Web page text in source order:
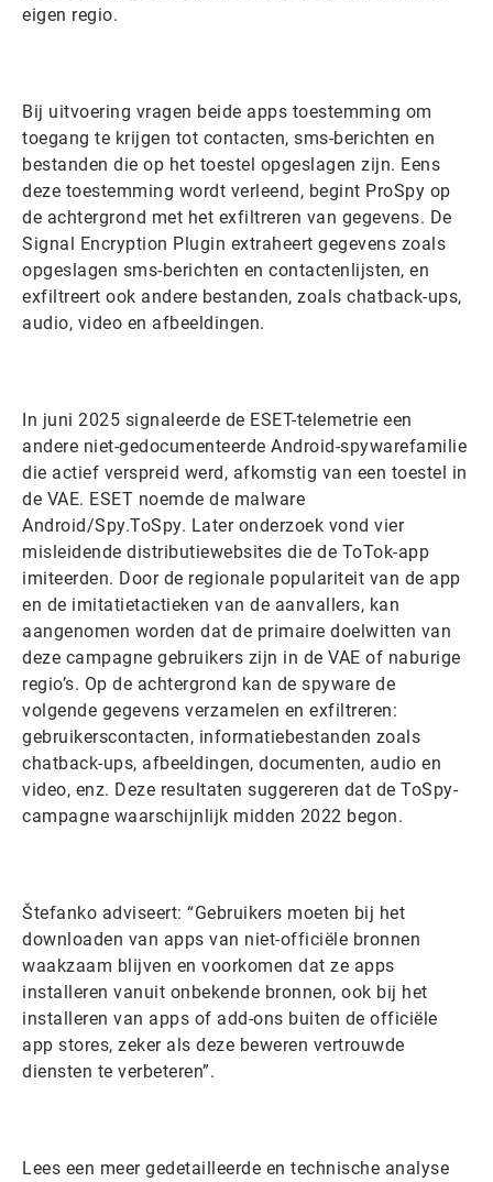
eigen regio.
Bij uitvoering vragen beide apps toestemming om
toegang te krijgen tot contacten, sms-berichten en
bestanden die op het toestel opgeslagen zijn. Eens
deze toestemming wordt verleend, begint ProSpy op
de achtergrond met het exfiltreren van gegevens. De
Signal Encryption Plugin extraheert gegevens zoals
opgeslagen sms-berichten en contactenlijsten, en
exfiltreert ook andere bestanden, zoals chatback-ups,
audio, video en afbeeldingen.
In juni 2025 signaleerde de ESET-telemetrie een
andere niet-gedocumenteerde Android-spywarefamilie
die actief verspreid werd, afkomstig van een toestel in
de VAE. ESET noemde de malware
Android/Spy.ToSpy. Later onderzoek vond vier
misleidende distributiewebsites die de ToTok-app
imiteerden. Door de regionale populariteit van de app
en de imitatietactieken van de aanvallers, kan
aangenomen worden dat de primaire doelwitten van
deze campagne gebruikers zijn in de VAE of naburige
regio’s. Op de achtergrond kan de spyware de
volgende gegevens verzamelen en exfiltreren:
gebruikerscontacten, informatiebestanden zoals
chatback-ups, afbeeldingen, documenten, audio en
video, enz. Deze resultaten suggereren dat de ToSpy-
campagne waarschijnlijk midden 2022 begon.
Štefanko adviseert: “Gebruikers moeten bij het
downloaden van apps van niet-officiële bronnen
waakzaam blijven en voorkomen dat ze apps
installeren vanuit onbekende bronnen, ook bij het
installeren van apps of add-ons buiten de officiële
app stores, zeker als deze beweren vertrouwde
diensten te verbeteren”.
Lees een meer gedetailleerde en technische analyse